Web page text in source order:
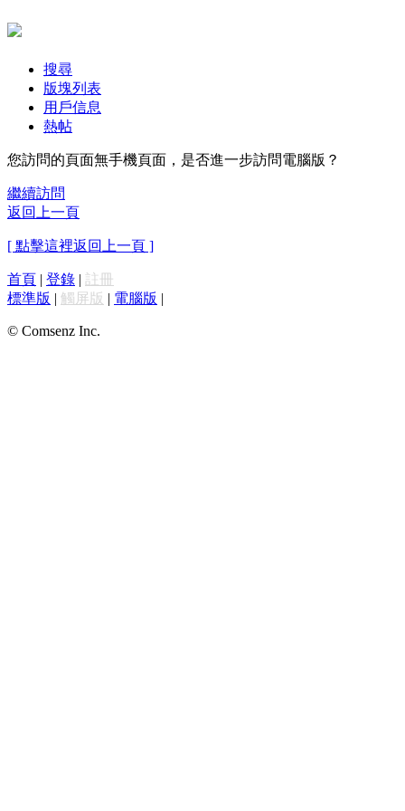
搜尋
版塊列表
用戶信息
熱帖
您訪問的頁面無手機頁面，是否進一步訪問電腦版？
繼續訪問
返回上一頁
[ 點擊這裡返回上一頁 ]
首頁 | 登錄 | 註冊
標準版 | 觸屏版 | 電腦版 |
© Comsenz Inc.